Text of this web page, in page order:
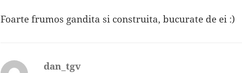
Foarte frumos gandita si construita, bucurate de ei :)
dan_tgv